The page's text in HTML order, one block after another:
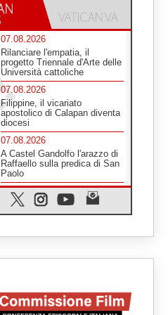
07.08.2026
Rilanciare l'empatia, il
progetto Triennale d'Arte delle
Università cattoliche
07.08.2026
Filippine, il vicariato
apostolico di Calapan diventa
diocesi
07.08.2026
A Castel Gandolfo l'arazzo di
Raffaello sulla predica di San
Paolo
07.08.2026
Tagle: la guerra sfigura il
mondo, solo la rivelazione di
07.08.2026
SIGNIS 2026, dare voce alle